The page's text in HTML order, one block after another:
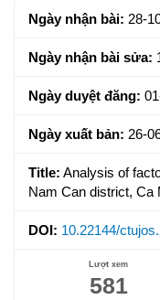
Ngày nhận bài: 28-
Ngày nhận bài sửa:
Ngày duyệt đăng:
Ngày xuất bản: 26-
Title: Analysis of
Nam Can district, Ca
DOI: 10.22144/
Lượt xem
581